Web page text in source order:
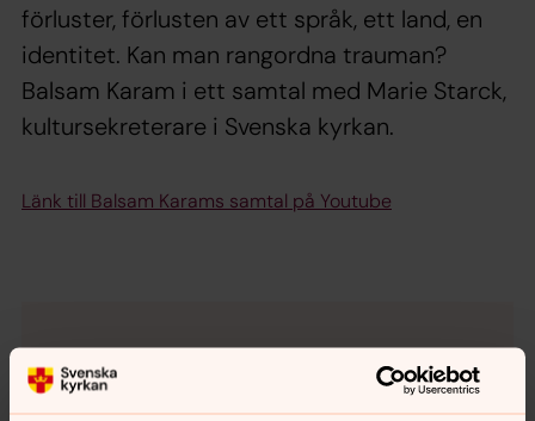
förluster, förlusten av ett språk, ett land, en
identitet. Kan man rangordna trauman?
Balsam Karam i ett samtal med Marie Starck,
kultursekreterare i Svenska kyrkan.
Länk till Balsam Karams samtal på Youtube
för marknadsföring.